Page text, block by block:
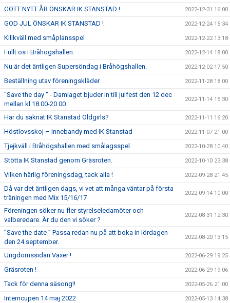
GOTT NYTT ÅR ÖNSKAR IK STANSTAD ! 2022-12-31 16:00
GOD JUL ÖNSKAR IK STANSTAD ! 2022-12-24 15:34
Killkväll med småplansspel 2022-12-22 13:18
Fullt ös i Bråhögshallen. 2022-12-14 18:00
Nu är det äntligen Supersöndag i Bråhögshallen. 2022-12-02 17:50
Beställning utav föreningskläder 2022-11-28 18:00
"Save the day " - Damlaget bjuder in till julfest den 12 dec
mellan kl 18.00-20.00
2022-11-14 15:30
Har du saknat IK Stanstad Oldgirls? 2022-11-11 16:20
Höstlovsskoj – Innebandy med IK Stanstad 2022-11-07 21:00
Tjejkväll i Bråhögshallen med smålagsspel. 2022-10-28 10:40
Stötta IK Stanstad genom Gräsroten. 2022-10-10 23:38
Vilken härlig föreningsdag, tack alla ! 2022-09-28 21:45
Då var det äntligen dags, vi vet att många väntar på första
träningen med Mix 15/16/17
2022-09-14 10:00
Föreningen söker nu fler styrelseledamöter och
valberedare. Är du den vi söker ?
2022-08-31 12:30
”Save the date ” Passa redan nu på att boka in lördagen
den 24 september.
2022-08-20 13:15
Ungdomssidan Växer ! 2022-06-29 19:25
Gräsroten ! 2022-06-29 19:06
Tack för denna säsong!! 2022-05-26 21:00
Interncupen 14 maj 2022 2022-05-13 14:38